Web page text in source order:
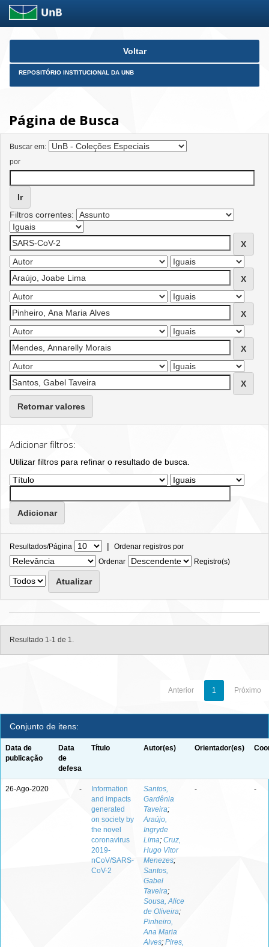
Skip
Voltar
REPOSITÓRIO INSTITUCIONAL DA UNB
Página de Busca
Buscar em:
por
Filtros correntes:
Retornar valores
Adicionar filtros:
Utilizar filtros para refinar o resultado de busca.
Resultados/Página | Ordenar registros por
Ordenar
Registro(s)
Resultado 1-1 de 1.
Anterior 1 Próximo
Conjunto de itens:
Data de
publicação
Data
de
defesa
Título Autor(es) Orientador(es)
26-Ago-2020 -
Information
and impacts
generated
on society by
the novel
coronavirus
2019-
nCoV/SARS-
CoV-2
Santos,
Gardênia
Taveira;
Araújo,
Ingryde
Lima; Cruz,
Hugo Vitor
Menezes;
Santos,
Gabel
Taveira;
Sousa, Alice
de Oliveira;
Pinheiro,
Ana Maria
Alves; Pires,
- -